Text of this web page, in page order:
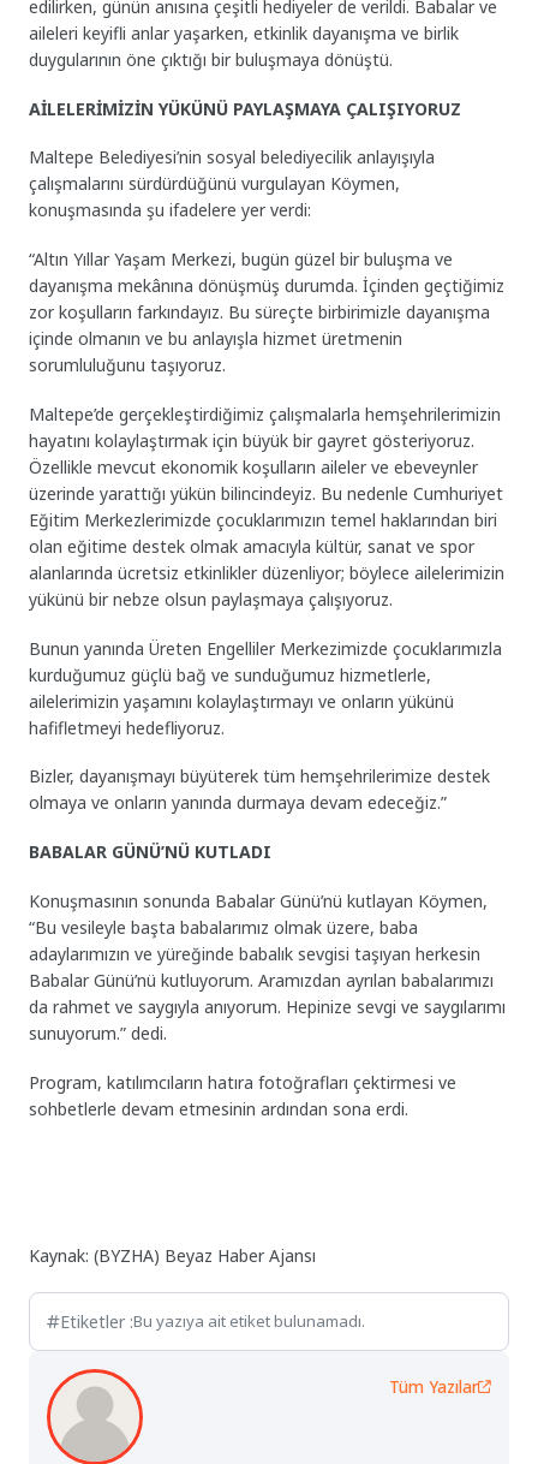
edilirken, günün anısına çeşitli hediyeler de verildi. Babalar ve
aileleri keyifli anlar yaşarken, etkinlik dayanışma ve birlik
duygularının öne çıktığı bir buluşmaya dönüştü.
AİLELERİMİZİN YÜKÜNÜ PAYLAŞMAYA ÇALIŞIYORUZ
Maltepe Belediyesi’nin sosyal belediyecilik anlayışıyla
çalışmalarını sürdürdüğünü vurgulayan Köymen,
konuşmasında şu ifadelere yer verdi:
“Altın Yıllar Yaşam Merkezi, bugün güzel bir buluşma ve
dayanışma mekânına dönüşmüş durumda. İçinden geçtiğimiz
zor koşulların farkındayız. Bu süreçte birbirimizle dayanışma
içinde olmanın ve bu anlayışla hizmet üretmenin
sorumluluğunu taşıyoruz.
Maltepe’de gerçekleştirdiğimiz çalışmalarla hemşehrilerimizin
hayatını kolaylaştırmak için büyük bir gayret gösteriyoruz.
Özellikle mevcut ekonomik koşulların aileler ve ebeveynler
üzerinde yarattığı yükün bilincindeyiz. Bu nedenle Cumhuriyet
Eğitim Merkezlerimizde çocuklarımızın temel haklarından biri
olan eğitime destek olmak amacıyla kültür, sanat ve spor
alanlarında ücretsiz etkinlikler düzenliyor; böylece ailelerimizin
yükünü bir nebze olsun paylaşmaya çalışıyoruz.
Bunun yanında Üreten Engelliler Merkezimizde çocuklarımızla
kurduğumuz güçlü bağ ve sunduğumuz hizmetlerle,
ailelerimizin yaşamını kolaylaştırmayı ve onların yükünü
hafifletmeyi hedefliyoruz.
Bizler, dayanışmayı büyüterek tüm hemşehrilerimize destek
olmaya ve onların yanında durmaya devam edeceğiz.”
BABALAR GÜNÜ’NÜ KUTLADI
Konuşmasının sonunda Babalar Günü’nü kutlayan Köymen,
“Bu vesileyle başta babalarımız olmak üzere, baba
adaylarımızın ve yüreğinde babalık sevgisi taşıyan herkesin
Babalar Günü’nü kutluyorum. Aramızdan ayrılan babalarımızı
da rahmet ve saygıyla anıyorum. Hepinize sevgi ve saygılarımı
sunuyorum.” dedi.
Program, katılımcıların hatıra fotoğrafları çektirmesi ve
sohbetlerle devam etmesinin ardından sona erdi.
Kaynak: (BYZHA) Beyaz Haber Ajansı
Etiketler :Bu yazıya ait etiket bulunamadı.
Tüm Yazılar